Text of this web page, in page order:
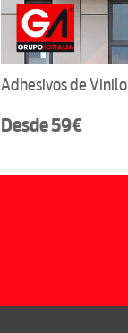
Adhesivos de Vinilo
Desde 59€